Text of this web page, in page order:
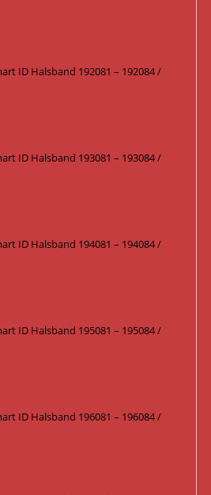
ID Halsband 192081 – 192084 /
ID Halsband 193081 – 193084 /
ID Halsband 194081 – 194084 /
ID Halsband 195081 – 195084 /
ID Halsband 196081 – 196084 /